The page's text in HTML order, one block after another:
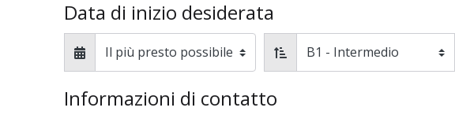
Data di inizio desiderata
Informazioni di contatto